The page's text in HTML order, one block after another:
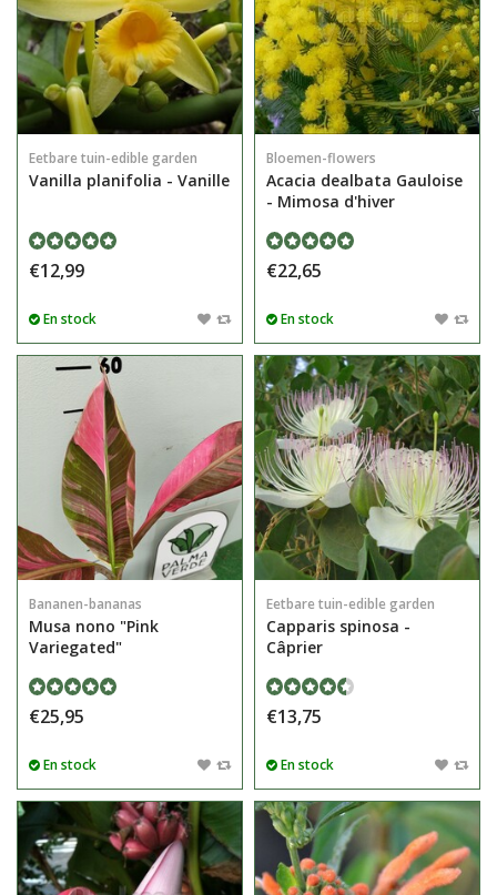
Eetbare tuin-edible garden
Vanilla planifolia - Vanille
€12,99
En stock
Bloemen-flowers
Acacia dealbata Gauloise
- Mimosa d'hiver
€22,65
En stock
Bananen-bananas
Musa nono "Pink
Variegated"
€25,95
En stock
Eetbare tuin-edible garden
Capparis spinosa -
Câprier
€13,75
En stock